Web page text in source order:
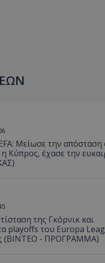
Μείωσε την απόσταση
Κύπρος, έχασε την
της Γκόρνικ και
playoffs του Europa
(ΒΙΝΤΕΟ - ΠΡΟΓΡΑΜΜΑ)